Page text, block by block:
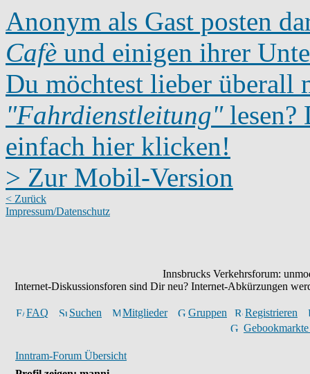
Anonym als Gast posten
Cafè und einigen ihrer
Du möchtest lieber überall
"Fahrdienstleitung"lesen?
einfach hier klicken!
> Zur Mobil-Version
< Zurück
Impressum/Datenschutz
Innsbrucks Verkehrsforum:
Internet-Diskussionsforen sind Dir neu? Internet-Abkürzungen
FAQ Suchen Mitglieder Gruppen
Registrieren
Inntram-Forum Übersicht